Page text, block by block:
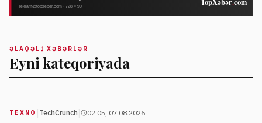
ƏLAQƏLI XƏBƏRLƏR
Eyni kateqoriyada
TEXNO TechCrunch 02:05, 07.08.2026